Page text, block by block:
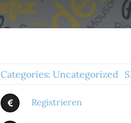
Categories:Uncategorized
Registrieren